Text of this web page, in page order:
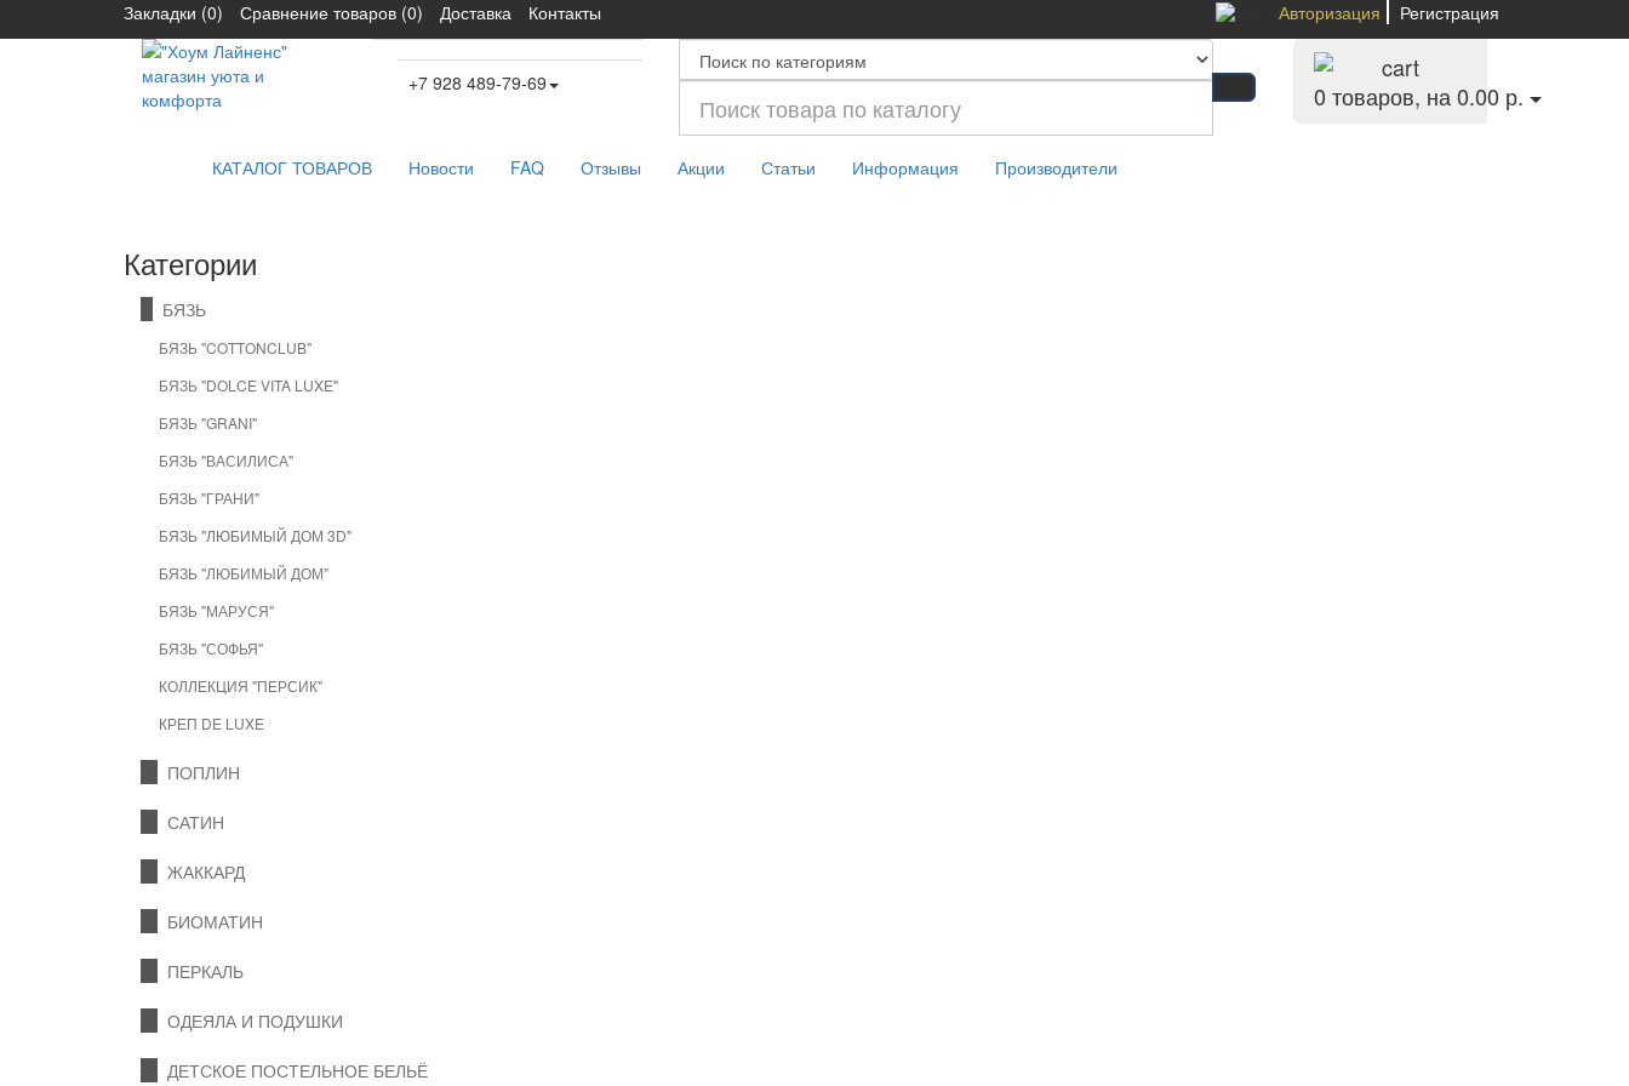
Закладки (0) Сравнение товаров (0) Доставка Контакты Авторизация Регистрация
+7 928 489-79-69 0 товаров, на 0.00 р.
КАТАЛОГ ТОВАРОВ Новости FAQ Отзывы Акции Статьи Информация Производители
Категории
БЯЗЬ
БЯЗЬ "COTTONCLUB"
БЯЗЬ "DOLCE VITA LUXE"
БЯЗЬ "GRANI"
БЯЗЬ "ВАСИЛИСА"
БЯЗЬ "ГРАНИ"
БЯЗЬ "ЛЮБИМЫЙ ДОМ 3D"
БЯЗЬ "ЛЮБИМЫЙ ДОМ"
БЯЗЬ "МАРУСЯ"
БЯЗЬ "СОФЬЯ"
КОЛЛЕКЦИЯ "ПЕРСИК"
КРЕП DE LUXE
ПОПЛИН
САТИН
ЖАККАРД
БИОМАТИН
ПЕРКАЛЬ
ОДЕЯЛА И ПОДУШКИ
ДЕТСКОЕ ПОСТЕЛЬНОЕ БЕЛЬЁ